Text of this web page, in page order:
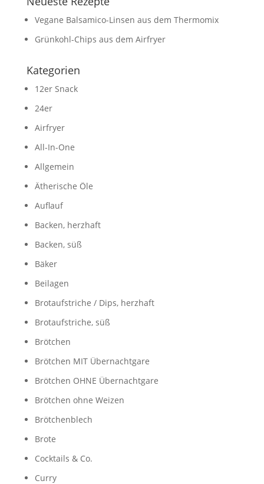
Vegane Balsamico-Linsen aus dem Thermomix
Grünkohl-Chips aus dem Airfryer
Kategorien
12er Snack
24er
Airfryer
All-In-One
Allgemein
Ätherische Öle
Auflauf
Backen, herzhaft
Backen, süß
Bäker
Beilagen
Brotaufstriche / Dips, herzhaft
Brotaufstriche, süß
Brötchen
Brötchen MIT Übernachtgare
Brötchen OHNE Übernachtgare
Brötchen ohne Weizen
Brötchenblech
Brote
Cocktails & Co.
Curry